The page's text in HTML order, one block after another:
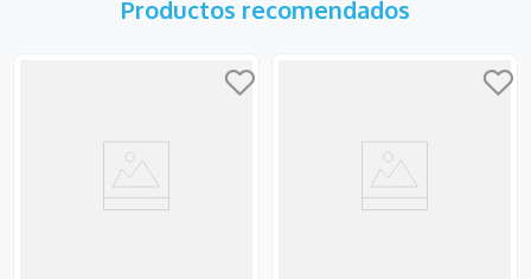
Productos recomendados